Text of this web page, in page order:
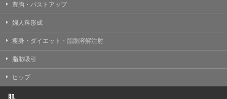
豊胸・バストアップ
婦人科形成
痩身・ダイエット・脂肪溶解注射
脂肪吸引
ヒップ